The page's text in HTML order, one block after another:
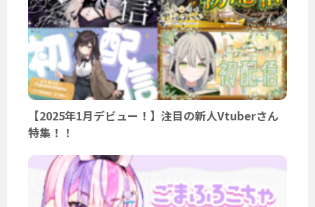
【2025年1月デビュー！】注目の新人Vtuberさん
特集！！